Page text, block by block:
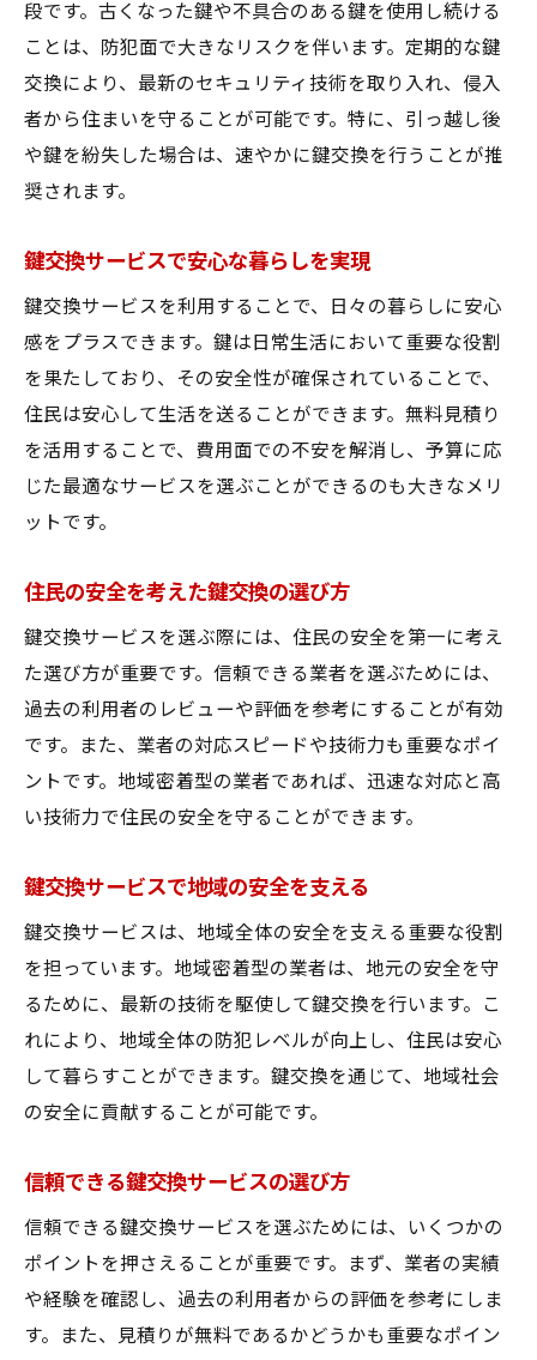
鍵交換で安心な暮らしを奈良県北葛城郡河合町
で
鍵交換で安心生活を実現する方法
奈良県北葛城郡河合町で安心の鍵交換
鍵交換で奈良県北葛城郡河合町の安全を守
安心な暮らしのための鍵交換サービス
地域密着の鍵交換サービスで安心を手に入れる
地域密着型サービスのメリット
鍵交換で地域の安心を支える
地域密着の鍵交換サービスの選択
地域密着型鍵交換の利点
奈良県北葛城郡河合町の鍵交換サービスが人気
人気の鍵交換サービスを選ぶ理由
鍵交換サービスが人気の秘密
奈良県北葛城郡河合町で人気の鍵交換
鍵交換サービスの人気の理由
奈良県北葛城郡河合町で鍵交換が人気の理
由
鍵交換サービスを見積り無料で利用する方法
鍵交換サービスの無料見積り利用法
鍵交換を見積り無料で安心に利用
見積り無料の鍵交換サービス活用法
鍵交換サービスを賢く利用するコツ
鍵交換で奈良県北葛城郡河合町の安全を守る
鍵交換で地域の安全を守る方法
奈良県北葛城郡河合町で鍵交換の重要性
段です。古くなった鍵や不具合のある鍵を使用し続ける
ことは、防犯面で大きなリスクを伴います。定期的な鍵
交換により、最新のセキュリティ技術を取り入れ、侵入
者から住まいを守ることが可能です。特に、引っ越し後
や鍵を紛失した場合は、速やかに鍵交換を行うことが推
奨されます。
鍵交換サービスで安心な暮らしを実現
鍵交換サービスを利用することで、日々の暮らしに安心
感をプラスできます。鍵は日常生活において重要な役割
を果たしており、その安全性が確保されていることで、
住民は安心して生活を送ることができます。無料見積り
を活用することで、費用面での不安を解消し、予算に応
じた最適なサービスを選ぶことができるのも大きなメリ
ットです。
住民の安全を考えた鍵交換の選び方
鍵交換サービスを選ぶ際には、住民の安全を第一に考え
た選び方が重要です。信頼できる業者を選ぶためには、
過去の利用者のレビューや評価を参考にすることが有効
です。また、業者の対応スピードや技術力も重要なポイ
ントです。地域密着型の業者であれば、迅速な対応と高
い技術力で住民の安全を守ることができます。
鍵交換サービスで地域の安全を支える
鍵交換サービスは、地域全体の安全を支える重要な役割
を担っています。地域密着型の業者は、地元の安全を守
るために、最新の技術を駆使して鍵交換を行います。こ
れにより、地域全体の防犯レベルが向上し、住民は安心
して暮らすことができます。鍵交換を通じて、地域社会
の安全に貢献することが可能です。
信頼できる鍵交換サービスの選び方
信頼できる鍵交換サービスを選ぶためには、いくつかの
ポイントを押さえることが重要です。まず、業者の実績
や経験を確認し、過去の利用者からの評価を参考にしま
す。また、見積りが無料であるかどうかも重要なポイン